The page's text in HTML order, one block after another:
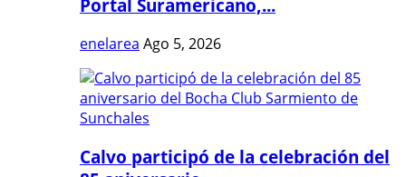
Portal Suramericano,...
enelarea Ago 5, 2026
Calvo participó de la celebración del